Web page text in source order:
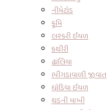
નીમેટોડ
કૃમિ
લશ્કરી ઈયળ
કથીરી
ઢાંલિયા
ભીંગડાવાળી જીવાત
ઘોડિયા ઈયળ
થડની માખી